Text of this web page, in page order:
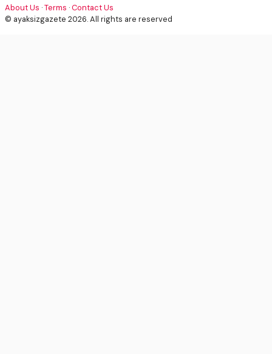
About Us ·Terms ·Contact Us
© ayaksizgazete 2026. All rights are reserved